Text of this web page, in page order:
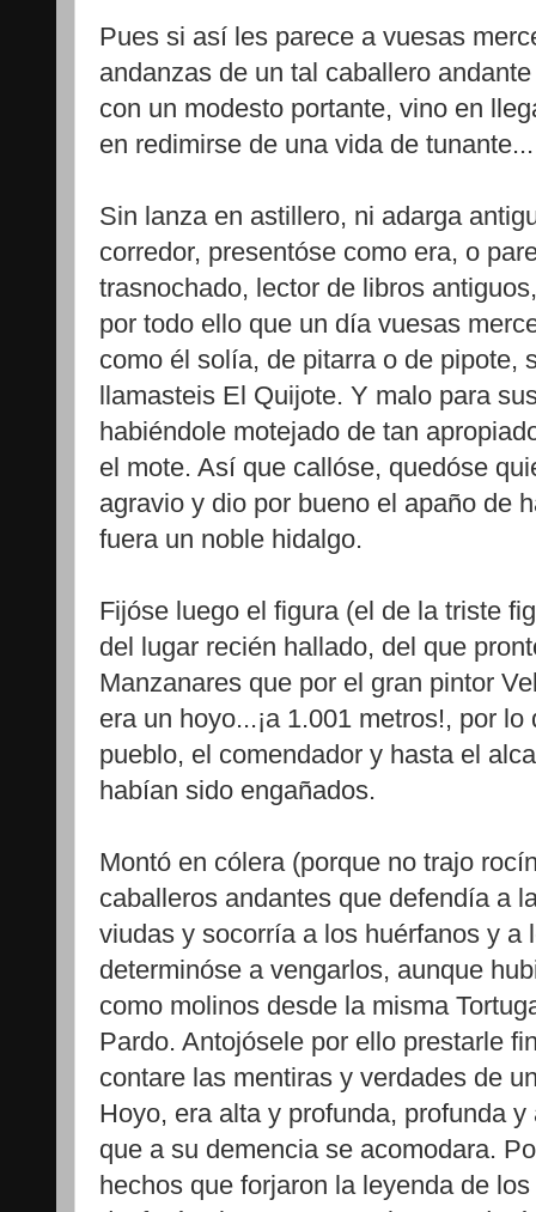
Pues si así les parece a vuesas
andanzas de un tal caballero
con un modesto portante, vino en
en redimirse de una vida de tunante...
Sin lanza en astillero, ni adarga
corredor, presentóse como era, o
trasnochado, lector de libros
por todo ello que un día vuesas
como él solía, de pitarra o de pipote,
llamasteis El Quijote. Y malo para
habiéndole motejado de tan
el mote. Así que callóse, quedóse
agravio y dio por bueno el apaño de
fuera un noble hidalgo.
Fijóse luego el figura (el de la triste
del lugar recién hallado, del que
Manzanares que por el gran pintor
era un hoyo...¡a 1.001 metros!, por
pueblo, el comendador y hasta el
habían sido engañados.
Montó en cólera (porque no trajo
caballeros andantes que defendía a
viudas y socorría a los huérfanos y a
determinóse a vengarlos, aunque
como molinos desde la misma
Pardo. Antojósele por ello prestarle
contare las mentiras y verdades de
Hoyo, era alta y profunda, profunda
que a su demencia se acomodara.
hechos que forjaron la leyenda de